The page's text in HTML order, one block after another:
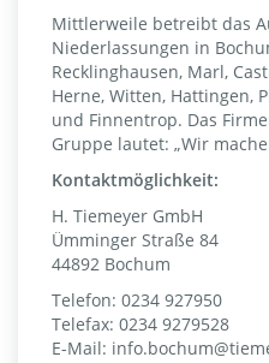
Mittlerweile betreibt das
Niederlassungen in
Recklinghausen, Marl,
Herne, Witten, Hattingen,
und Finnentrop. Das
Gruppe lautet: „Wir
Kontaktmöglichkeit:
H. Tiemeyer GmbH
Ümminger Straße 84
44892 Bochum
Telefon: 0234 927950
Telefax: 0234 9279528
E-Mail: